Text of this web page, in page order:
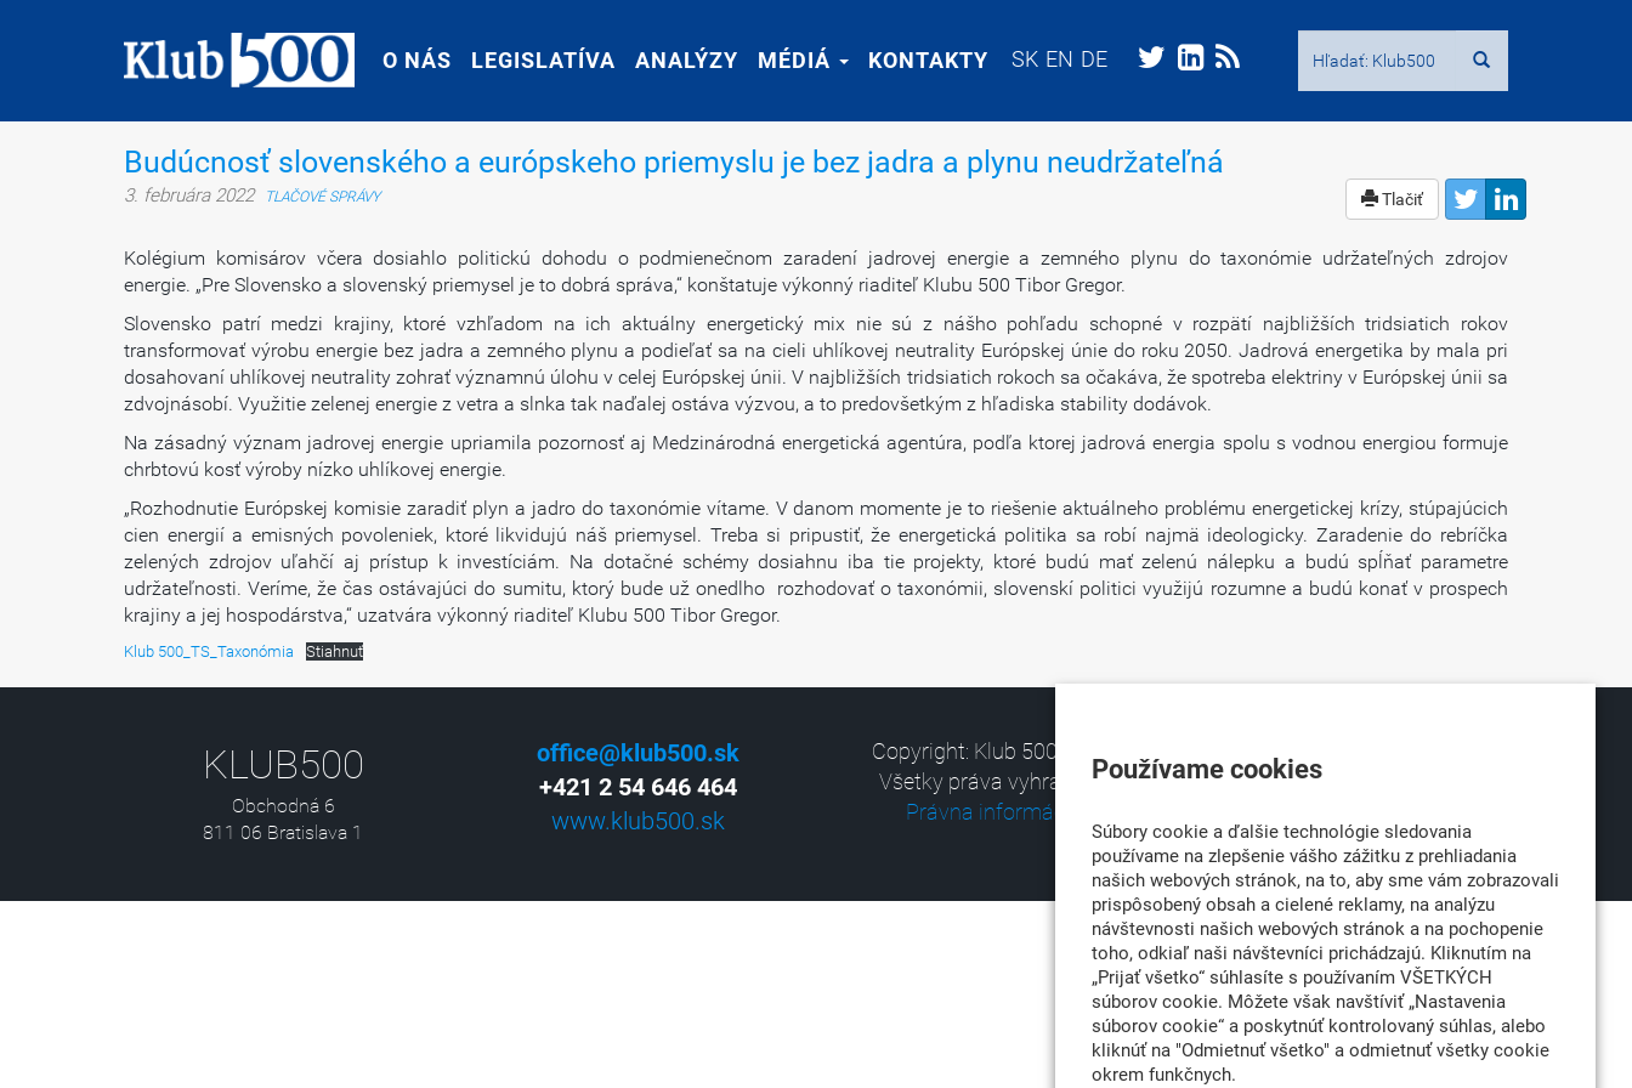
O NÁS LEGISLATÍVA ANALÝZY MÉDIÁ KONTAKTY SK EN DE
O NÁS LEGISLATÍVA ANALÝZY MÉDIÁ KONTAKTY SK EN DE
Budúcnosť slovenského a európskeho priemyslu je bez jadra a plynu neudržateľná
3. februára 2022 TLAČOVÉ SPRÁVY Tlačiť
Kolégium komisárov včera dosiahlo politickú dohodu o podmienečnom zaradení jadrovej energie a zemného plynu do taxonómie udržateľných zdrojov
energie. „Pre Slovensko a slovenský priemysel je to dobrá správa,“ konštatuje výkonný riaditeľ Klubu 500 Tibor Gregor.
Slovensko patrí medzi krajiny, ktoré vzhľadom na ich aktuálny energetický mix nie sú z nášho pohľadu schopné v rozpätí najbližších tridsiatich rokov
transformovať výrobu energie bez jadra a zemného plynu a podieľať sa na cieli uhlíkovej neutrality Európskej únie do roku 2050. Jadrová energetika by mala pri
dosahovaní uhlíkovej neutrality zohrať významnú úlohu v celej Európskej únii. V najbližších tridsiatich rokoch sa očakáva, že spotreba elektriny v Európskej únii sa
zdvojnásobí. Využitie zelenej energie z vetra a slnka tak naďalej ostáva výzvou, a to predovšetkým z hľadiska stability dodávok.
Na zásadný význam jadrovej energie upriamila pozornosť aj Medzinárodná energetická agentúra, podľa ktorej jadrová energia spolu s vodnou energiou formuje
chrbtovú kosť výroby nízko uhlíkovej energie.
„Rozhodnutie Európskej komisie zaradiť plyn a jadro do taxonómie vítame. V danom momente je to riešenie aktuálneho problému energetickej krízy, stúpajúcich
cien energií a emisných povoleniek, ktoré likvidujú náš priemysel. Treba si pripustiť, že energetická politika sa robí najmä ideologicky. Zaradenie do rebríčka
zelených zdrojov uľahčí aj prístup k investíciám. Na dotačné schémy dosiahnu iba tie projekty, ktoré budú mať zelenú nálepku a budú spĺňať parametre
udržateľnosti. Veríme, že čas ostávajúci do sumitu, ktorý bude už onedlho rozhodovať o taxonómii, slovenskí politici využijú rozumne a budú konať v prospech
krajiny a jej hospodárstva,“ uzatvára výkonný riaditeľ Klubu 500 Tibor Gregor.
Klub 500_TS_Taxonómia Stiahnuť
KLUB500
Obchodná 6
811 06 Bratislava 1
office@klub500.sk
+421 2 54 646 464
www.klub500.sk
Copyright: Klub 500, 2026
Všetky práva vyhradené
Právna informácia
Používame cookies
Súbory cookie a ďalšie technológie sledovania
používame na zlepšenie vášho zážitku z prehliadania
našich webových stránok, na to, aby sme vám zobrazovali
prispôsobený obsah a cielené reklamy, na analýzu
návštevnosti našich webových stránok a na pochopenie
toho, odkiaľ naši návštevníci prichádzajú. Kliknutím na
„Prijať všetko“ súhlasíte s používaním VŠETKÝCH
súborov cookie. Môžete však navštíviť „Nastavenia
súborov cookie“ a poskytnúť kontrolovaný súhlas, alebo
kliknúť na "Odmietnuť všetko" a odmietnuť všetky cookie
okrem funkčnych.